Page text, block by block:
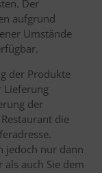
Der
aufgrund
Umstände
der Produkte
Lieferung
der
die
jedoch nur dann
auch Sie dem